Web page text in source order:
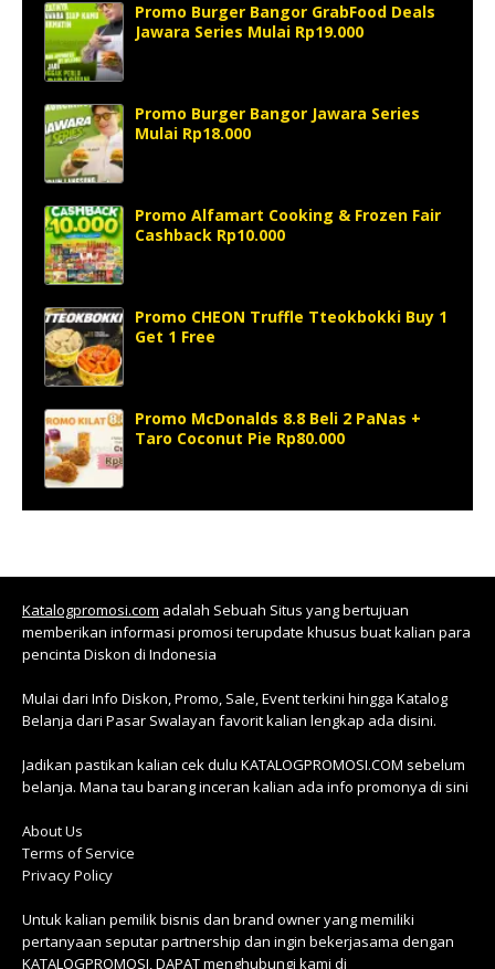
Promo Burger Bangor GrabFood Deals
Jawara Series Mulai Rp19.000
Promo Burger Bangor Jawara Series
Mulai Rp18.000
Promo Alfamart Cooking & Frozen Fair
Cashback Rp10.000
Promo CHEON Truffle Tteokbokki Buy 1
Get 1 Free
Promo McDonalds 8.8 Beli 2 PaNas +
Taro Coconut Pie Rp80.000
Katalogpromosi.com adalah Sebuah Situs yang bertujuan
memberikan informasi promosi terupdate khusus buat kalian para
pencinta Diskon di Indonesia
Mulai dari Info Diskon, Promo, Sale, Event terkini hingga Katalog
Belanja dari Pasar Swalayan favorit kalian lengkap ada disini.
Jadikan pastikan kalian cek dulu KATALOGPROMOSI.COM sebelum
belanja. Mana tau barang inceran kalian ada info promonya di sini
About Us
Terms of Service
Privacy Policy
Untuk kalian pemilik bisnis dan brand owner yang memiliki
pertanyaan seputar partnership dan ingin bekerjasama dengan
KATALOGPROMOSI, DAPAT menghubungi kami di